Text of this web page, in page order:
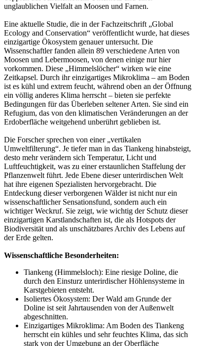
unglaublichen Vielfalt an Moosen und Farnen.
Eine aktuelle Studie, die in der Fachzeitschrift „Global
Ecology and Conservation“ veröffentlicht wurde, hat dieses
einzigartige Ökosystem genauer untersucht. Die
Wissenschaftler fanden allein 89 verschiedene Arten von
Moosen und Lebermoosen, von denen einige nur hier
vorkommen. Diese „Himmelslöcher“ wirken wie eine
Zeitkapsel. Durch ihr einzigartiges Mikroklima – am Boden
ist es kühl und extrem feucht, während oben an der Öffnung
ein völlig anderes Klima herrscht – bieten sie perfekte
Bedingungen für das Überleben seltener Arten. Sie sind ein
Refugium, das von den klimatischen Veränderungen an der
Erdoberfläche weitgehend unberührt geblieben ist.
Die Forscher sprechen von einer „vertikalen
Umweltfilterung“. Je tiefer man in das Tiankeng hinabsteigt,
desto mehr verändern sich Temperatur, Licht und
Luftfeuchtigkeit, was zu einer erstaunlichen Staffelung der
Pflanzenwelt führt. Jede Ebene dieser unterirdischen Welt
hat ihre eigenen Spezialisten hervorgebracht. Die
Entdeckung dieser verborgenen Wälder ist nicht nur ein
wissenschaftlicher Sensationsfund, sondern auch ein
wichtiger Weckruf. Sie zeigt, wie wichtig der Schutz dieser
einzigartigen Karstlandschaften ist, die als Hotspots der
Biodiversität und als unschätzbares Archiv des Lebens auf
der Erde gelten.
Wissenschaftliche Besonderheiten:
Tiankeng (Himmelsloch): Eine riesige Doline, die
durch den Einsturz unterirdischer Höhlensysteme in
Karstgebieten entsteht.
Isoliertes Ökosystem: Der Wald am Grunde der
Doline ist seit Jahrtausenden von der Außenwelt
abgeschnitten.
Einzigartiges Mikroklima: Am Boden des Tiankeng
herrscht ein kühles und sehr feuchtes Klima, das sich
stark von der Umgebung an der Oberfläche